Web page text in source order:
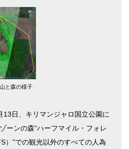
と森の様子
13日、キリマンジャロ国立公園に
ーンの森“ハーフマイル・フォレ
）”での観光以外のすべての人為